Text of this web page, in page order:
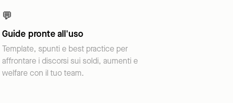
💬
Guide pronte all'uso
Template, spunti e best practice per
affrontare i discorsi sui soldi, aumenti e
welfare con il tuo team.